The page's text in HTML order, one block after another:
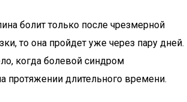
болит только после чрезмерной
то она пройдет уже через пару дней.
когда болевой синдром
протяжении длительного времени.